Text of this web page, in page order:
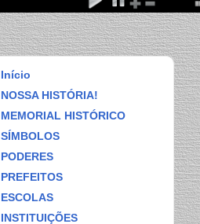
Início
NOSSA HISTÓRIA!
MEMORIAL HISTÓRICO
SÍMBOLOS
PODERES
PREFEITOS
ESCOLAS
INSTITUIÇÕES